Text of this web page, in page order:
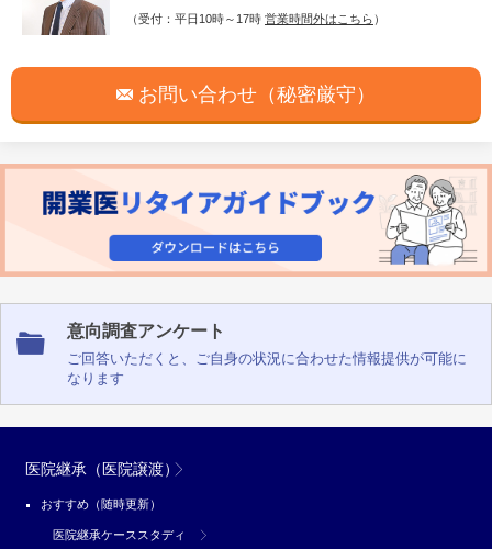
（受付：平日10時～17時 営業時間外はこちら ）
お問い合わせ（秘密厳守）
意向調査アンケート
ご回答いただくと、ご自身の状況に合わせた情報提供が可能に
なります
医院継承（医院譲渡）
おすすめ（随時更新）
医院継承ケーススタディ